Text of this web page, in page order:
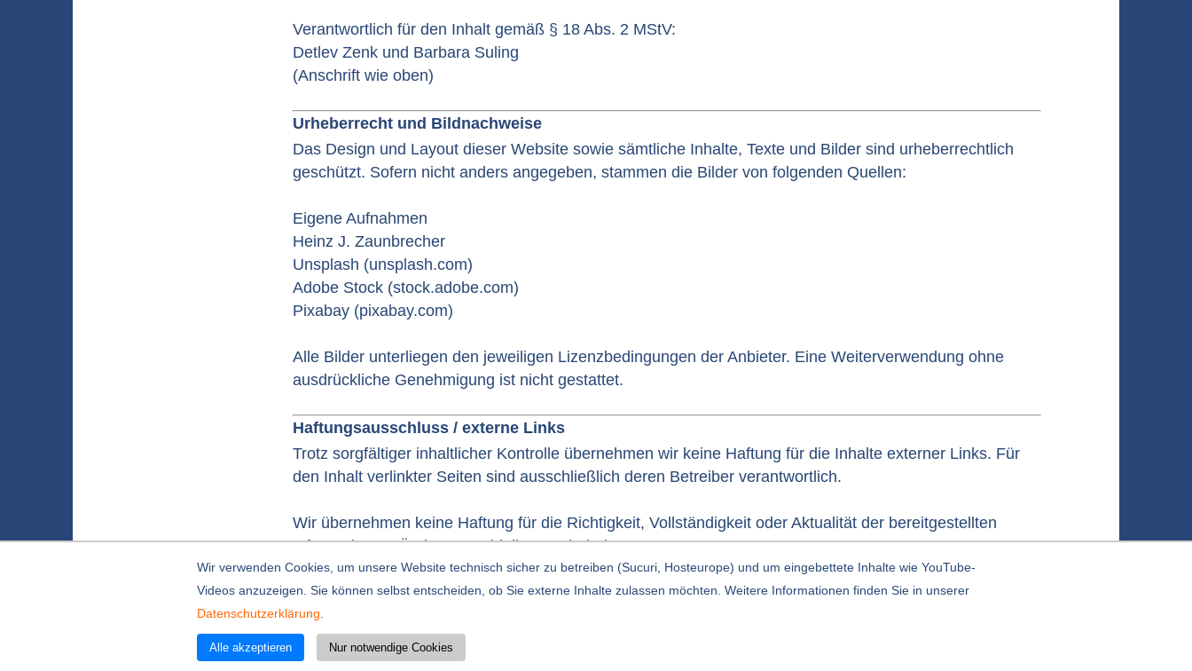
Wir verwenden Cookies, um unsere Website technisch sicher zu betreiben (Sucuri, Hosteurope) und um eingebettete Inhalte wie YouTube-
Videos anzuzeigen. Sie können selbst entscheiden, ob Sie externe Inhalte zulassen möchten. Weitere Informationen finden Sie in unserer
Datenschutzerklärung
Alle akzeptieren Nur notwendige Cookies
Verantwortlich für den Inhalt gemäß § 18 Abs. 2 MStV:
Detlev Zenk und Barbara Suling
(Anschrift wie oben)
Urheberrecht und Bildnachweise
Das Design und Layout dieser Website sowie sämtliche Inhalte, Texte und Bilder sind urheberrechtlich
geschützt. Sofern nicht anders angegeben, stammen die Bilder von folgenden Quellen:
Eigene Aufnahmen
Heinz J. Zaunbrecher
Unsplash (unsplash.com)
Adobe Stock (stock.adobe.com)
Pixabay (pixabay.com)
Alle Bilder unterliegen den jeweiligen Lizenzbedingungen der Anbieter. Eine Weiterverwendung ohne
ausdrückliche Genehmigung ist nicht gestattet.
Haftungsausschluss / externe Links
Trotz sorgfältiger inhaltlicher Kontrolle übernehmen wir keine Haftung für die Inhalte externer Links. Für
den Inhalt verlinkter Seiten sind ausschließlich deren Betreiber verantwortlich.
Wir übernehmen keine Haftung für die Richtigkeit, Vollständigkeit oder Aktualität der bereitgestellten
Informationen. Änderungen bleiben vorbehalten.
Kontakt |Impressum |
© 2006 - 2026 Suling & Zenk GbR